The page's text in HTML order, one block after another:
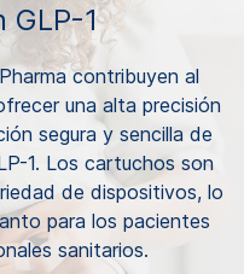
GLP-1
contribuyen al
una alta precisión
segura y sencilla de
1. Los cartuchos son
de dispositivos, lo
para los pacientes
sanitarios.